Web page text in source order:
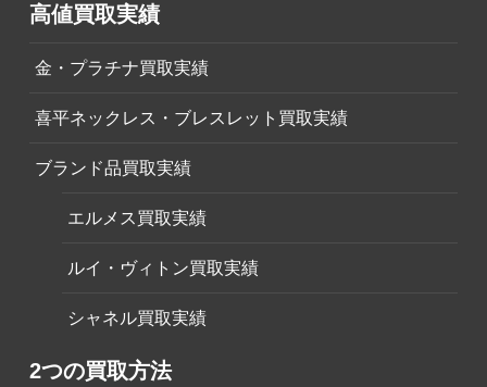
高値買取実績
金・プラチナ買取実績
喜平ネックレス・ブレスレット買取実績
ブランド品買取実績
エルメス買取実績
ルイ・ヴィトン買取実績
シャネル買取実績
2つの買取方法